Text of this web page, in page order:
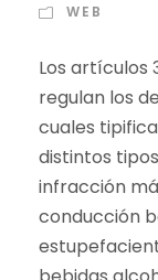
WEB
Los artículos
regulan los
cuales
distintos
infracción
conducción